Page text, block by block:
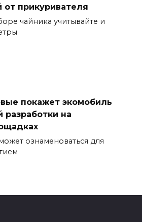
прикуривателя
чайника учитывайте и
покажет экомобиль
разработки на
ознаменоваться для